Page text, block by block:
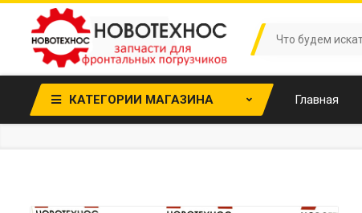
КАТЕГОРИИ МАГАЗИНА Главная